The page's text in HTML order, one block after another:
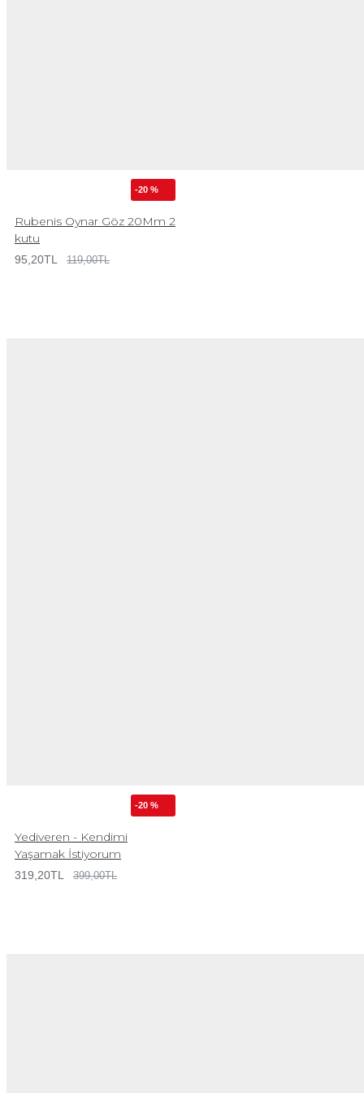
-20 %
Rubenis Oynar Göz 20Mm 2
kutu
95,20TL 119,00TL
-20 %
Yediveren - Kendimi
Yaşamak İstiyorum
319,20TL 399,00TL